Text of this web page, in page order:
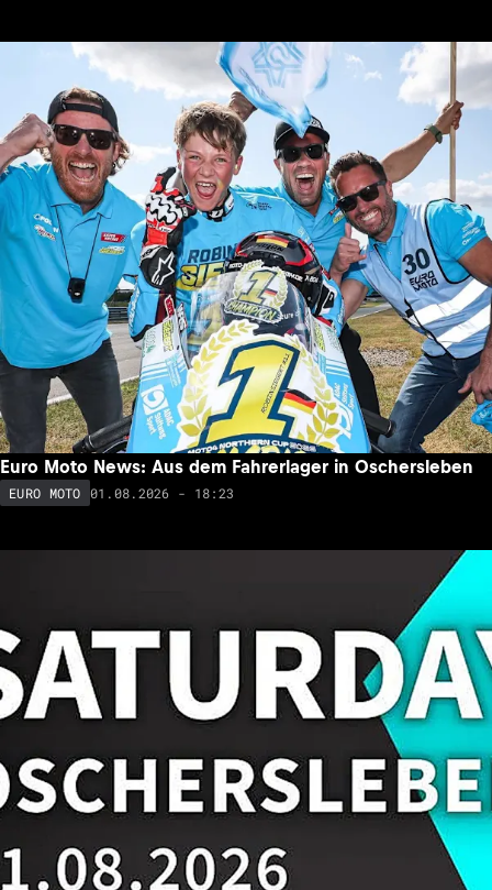
Euro Moto News: Aus dem Fahrerlager in Oschersleben
EURO MOTO 01.08.2026 - 18:23